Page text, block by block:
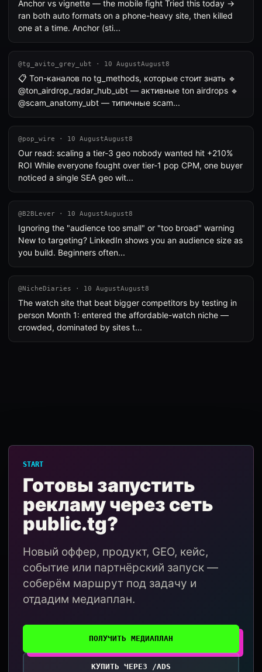
Anchor vs vignette — the mobile fight Tried this today →
ran both auto formats on a phone-heavy site, then killed
one at a time. Anchor (sti...
@tg_avito_grey_ubt · 10 AugustAugust8
📋 Топ-каналов по tg_methods, которые стоит знать 🔹
@ton_airdrop_radar_hub_ubt — активные ton airdrops 🔹
@scam_anatomy_ubt — типичные scam...
@pop_wire · 10 AugustAugust8
Our read: scaling a tier-3 geo nobody wanted hit +210%
ROI While everyone fought over tier-1 pop CPM, one buyer
noticed a single SEA geo wit...
@B2BLever · 10 AugustAugust8
Ignoring the "audience too small" or "too broad" warning
New to targeting? LinkedIn shows you an audience size as
you build. Beginners often...
@NicheDiaries · 10 AugustAugust8
The watch site that beat bigger competitors by testing in
person Month 1: entered the affordable-watch niche —
crowded, dominated by sites t...
START
Готовы запустить
рекламу через сеть
public.tg?
Новый оффер, продукт, GEO, кейс,
событие или партнёрский запуск —
соберём маршрут под задачу и
отдадим медиаплан.
ПОЛУЧИТЬ МЕДИАПЛАН
КУПИТЬ ЧЕРЕЗ /ADS